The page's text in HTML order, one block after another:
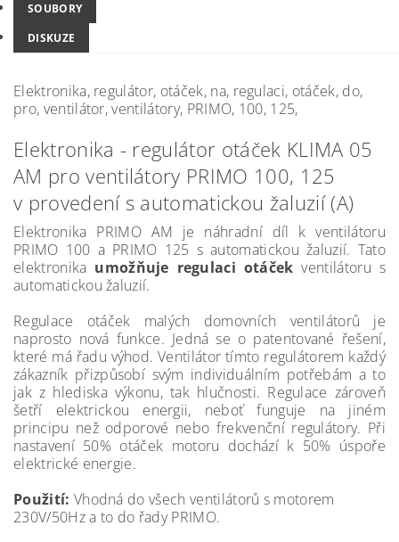
SOUBORY
DISKUZE
Elektronika, regulátor, otáček, na, regulaci, otáček, do,
pro, ventilátor, ventilátory, PRIMO, 100, 125,
Elektronika - regulátor otáček KLIMA 05
AM pro ventilátory PRIMO 100, 125
v provedení s automatickou žaluzií (A)
Elektronika PRIMO AM je náhradní díl k ventilátoru
PRIMO 100 a PRIMO 125 s automatickou žaluzií. Tato
elektronika umožňuje regulaci otáček ventilátoru s
automatickou žaluzií.
Regulace otáček malých domovních ventilátorů je
naprosto nová funkce. Jedná se o patentované řešení,
které má řadu výhod. Ventilátor tímto regulátorem každý
zákazník přizpůsobí svým individuálním potřebám a to
jak z hlediska výkonu, tak hlučnosti. Regulace zároveň
šetří elektrickou energii, neboť funguje na jiném
principu než odporové nebo frekvenční regulátory. Při
nastavení 50% otáček motoru dochází k 50% úspoře
elektrické energie.
Použití: Vhodná do všech ventilátorů s motorem
230V/50Hz a to do řady PRIMO.